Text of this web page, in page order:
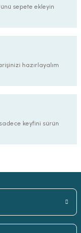
sepete ekleyin
hazırlayalım
keyfini sürün